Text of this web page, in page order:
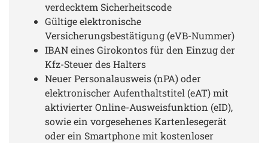
verdecktem Sicherheitscode
Gültige elektronische
Versicherungsbestätigung (eVB-Nummer)
IBAN eines Girokontos für den Einzug der
Kfz-Steuer des Halters
Neuer Personalausweis (nPA) oder
elektronischer Aufenthaltstitel (eAT) mit
aktivierter Online-Ausweisfunktion (eID),
sowie ein vorgesehenes Kartenlesegerät
oder ein Smartphone mit kostenloser